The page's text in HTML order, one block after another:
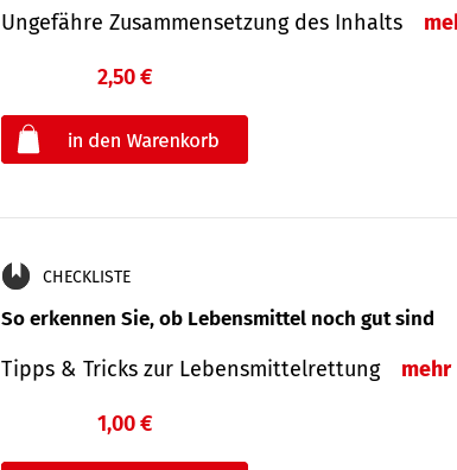
Ungefähre Zusammensetzung des Inhalts
2,50 €
CHECKLISTE
So erkennen Sie, ob Lebensmittel noch gut sind
Tipps & Tricks zur Lebensmittelrettung mehr
1,00 €